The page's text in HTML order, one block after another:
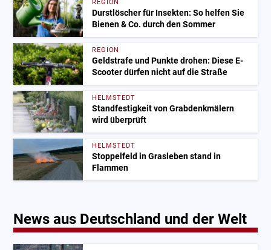
REGION
Durstlöscher für Insekten: So helfen Sie
Bienen & Co. durch den Sommer
REGION
Geldstrafe und Punkte drohen: Diese E-
Scooter dürfen nicht auf die Straße
HELMSTEDT
Standfestigkeit von Grabdenkmälern
wird überprüft
HELMSTEDT
Stoppelfeld in Grasleben stand in
Flammen
News aus Deutschland und der Welt